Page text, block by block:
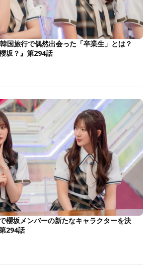
国旅行で偶然出会った「卒業生」とは？
坂？』第294話
櫻坂メンバーの新たなキャラクターを決
294話